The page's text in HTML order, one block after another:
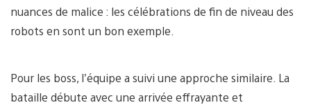
nuances de malice : les célébrations de fin de niveau des
robots en sont un bon exemple.
Pour les boss, l’équipe a suivi une approche similaire. La
bataille débute avec une arrivée effrayante et